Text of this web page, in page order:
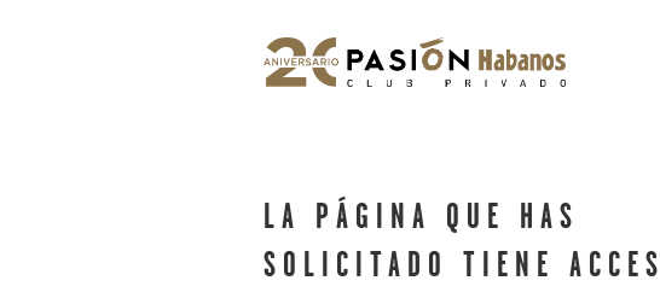
LA PÁGINA QUE HAS
SOLICITADO TIENE